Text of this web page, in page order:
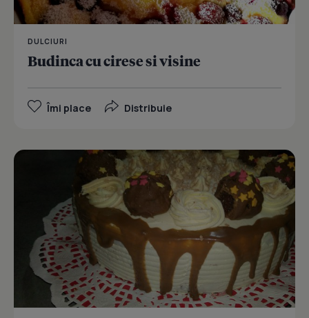
DULCIURI
Budinca cu cirese si visine
Îmi place Distribuie